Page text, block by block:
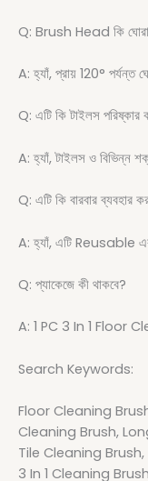
Q: Brush Head কি
A: হ্যাঁ, প্রায় 120° পর্যন্ত
Q: এটি কি টাইলস পরিষ্কার
A: হ্যাঁ, টাইলস ও বিভিন্ন
Q: এটি কি বারবার ব্যবহার
A: হ্যাঁ, এটি Reusable
Q: প্যাকেজে কী থাকবে?
A: 1 PC 3 In 1 Floor
Search Keywords:
Floor Cleaning
Cleaning Brush,
Tile Cleaning
3 In 1 Cleaning